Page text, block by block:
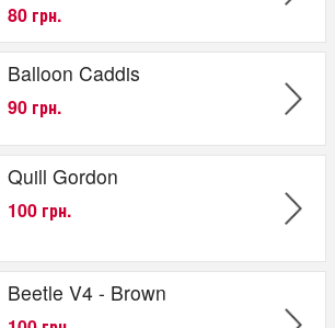
80 грн.
Balloon Caddis
90 грн.
Quill Gordon
100 грн.
Beetle V4 - Brown